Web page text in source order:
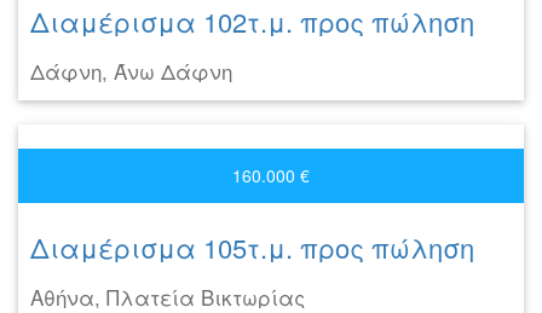
Διαμέρισμα 102τ.μ. προς πώληση
Δάφνη, Άνω Δάφνη
160.000 €
Διαμέρισμα 105τ.μ. προς πώληση
Αθήνα, Πλατεία Βικτωρίας